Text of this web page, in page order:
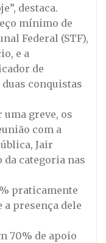
destaca.
mínimo de
Federal (STF),
e a
de
conquistas
uma greve, os
com a
Jair
da categoria nas
praticamente
a presença dele
70% de apoio